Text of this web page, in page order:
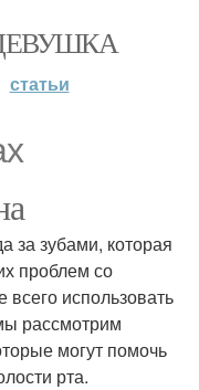
статьи
за зубами, которая
проблем со
использовать
рассмотрим
могут помочь
рта.